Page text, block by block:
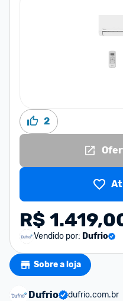
2
R$
Vendido por: Dufrio
Sobre a loja
Dufrio
dufrio.com.br